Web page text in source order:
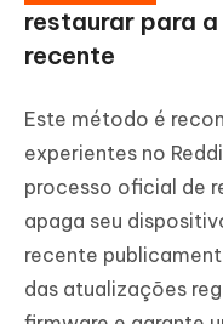
restaurar para
recente
Este método é
experientes no
processo oficial de
apaga seu
recente
das atualizações